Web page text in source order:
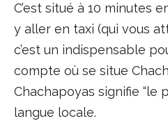
C’est situé à 10 minutes
y aller en taxi (qui vous
c’est un indispensable
compte où se situe
Chachapoyas signifie “le
langue locale.